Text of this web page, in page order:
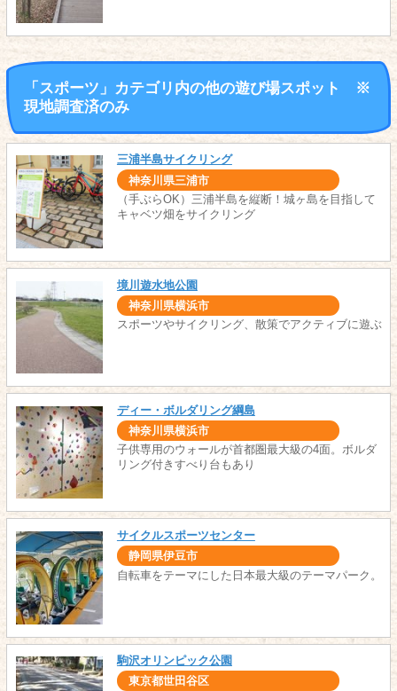
「スポーツ」カテゴリ内の他の遊び場スポット ※
現地調査済のみ
三浦半島サイクリング
神奈川県三浦市
（手ぶらOK）三浦半島を縦断！城ヶ島を目指して
キャベツ畑をサイクリング
境川遊水地公園
神奈川県横浜市
スポーツやサイクリング、散策でアクティブに遊ぶ
ディー・ボルダリング綱島
神奈川県横浜市
子供専用のウォールが首都圏最大級の4面。ボルダ
リング付きすべり台もあり
サイクルスポーツセンター
静岡県伊豆市
自転車をテーマにした日本最大級のテーマパーク。
駒沢オリンピック公園
東京都世田谷区